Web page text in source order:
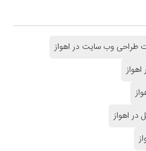
وب سایت در اهواز